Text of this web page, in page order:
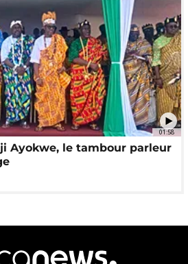
01:58
Ayokwe, le tambour parleur